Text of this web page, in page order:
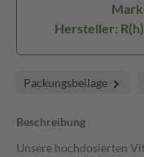
Hersteller:
Packungsbeilage
Beschreibung
Unsere hochdosierten